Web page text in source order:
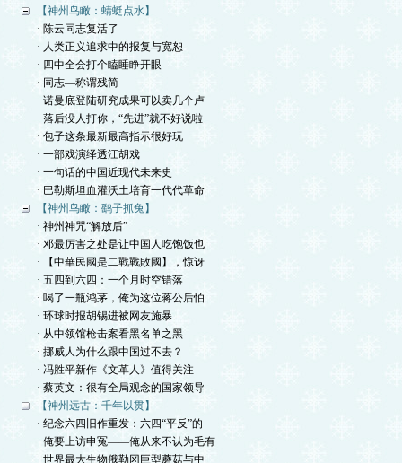
【神州鸟瞰：蜻蜓点水】
· 陈云同志复活了
· 人类正义追求中的报复与宽恕
· 四中全会打个瞌睡睁开眼
· 同志—称谓残简
· 诺曼底登陆研究成果可以卖几个卢
· 落后没人打你，“先进”就不好说啦
· 包子这条最新最高指示很好玩
· 一部戏演绎透江胡戏
· 一句话的中国近现代未来史
· 巴勒斯坦血灌沃土培育一代代革命
【神州鸟瞰：鹞子抓兔】
· 神州神咒“解放后”
· 邓最厉害之处是让中国人吃饱饭也
· 【中華民國是二戰戰敗國】，惊讶
· 五四到六四：一个月时空错落
· 喝了一瓶鸿茅，俺为这位蒋公后怕
· 环球时报胡锡进被网友施暴
· 从中领馆枪击案看黑名单之黑
· 挪威人为什么跟中国过不去？
· 冯胜平新作《文革人》值得关注
· 蔡英文：很有全局观念的国家领导
【神州远古：千年以贯】
· 纪念六四旧作重发：六四“平反”的
· 俺要上访申冤——俺从来不认为毛有
· 世界最大生物俄勒冈巨型蘑菇与中